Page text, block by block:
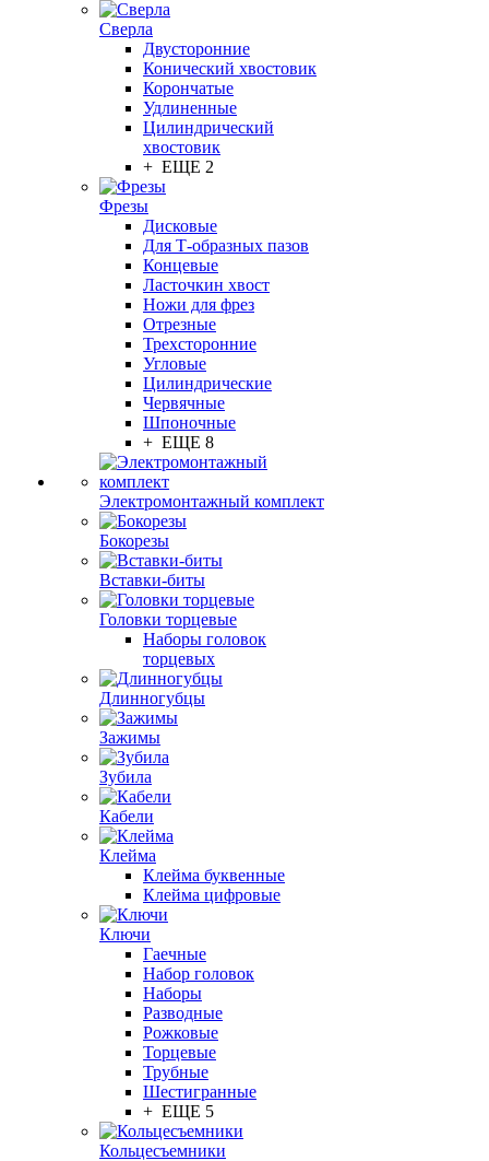
Сверла
Двусторонние
Конический хвостовик
Корончатые
Удлиненные
Цилиндрический
хвостовик
+ ЕЩЕ 2
Фрезы
Дисковые
Для Т-образных пазов
Концевые
Ласточкин хвост
Ножи для фрез
Отрезные
Трехсторонние
Угловые
Цилиндрические
Червячные
Шпоночные
+ ЕЩЕ 8
Электромонтажный комплект
Бокорезы
Вставки-биты
Головки торцевые
Наборы головок
торцевых
Длинногубцы
Зажимы
Зубила
Кабели
Клейма
Клейма буквенные
Клейма цифровые
Ключи
Гаечные
Набор головок
Наборы
Разводные
Рожковые
Торцевые
Трубные
Шестигранные
+ ЕЩЕ 5
Кольцесъемники